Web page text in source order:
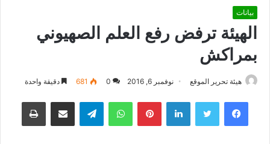
بيانات
الهيئة ترفض رفع العلم الصهيوني
بمراكش
هيئة تحرير الموقع نوفمبر 6, 2016 0
681 دقيقة واحدة
فيسبوك تويتر لينكدإن بينتيريستواتساب تيلقرام مشاركة عبر البريد طباعة